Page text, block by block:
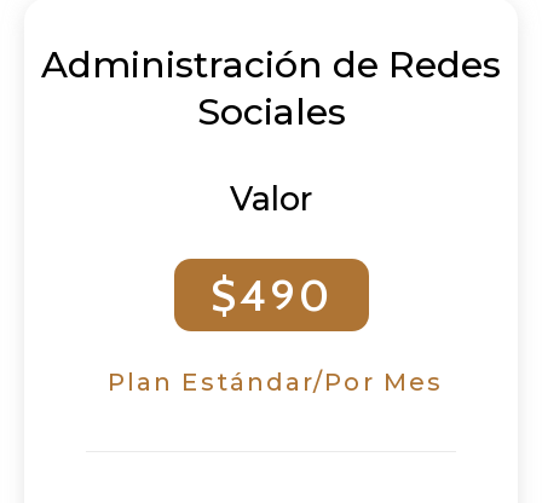
Administración de Redes
Sociales
Valor
$490
Plan Estándar/Por Mes